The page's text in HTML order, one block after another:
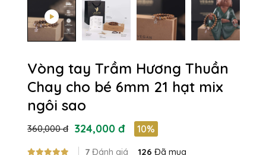
Vòng tay Trầm Hương Thuần
Chay cho bé 6mm 21 hạt mix
ngôi sao
360,000 đ 324,000 đ 10%
7 Đánh giá 126 Đã mua